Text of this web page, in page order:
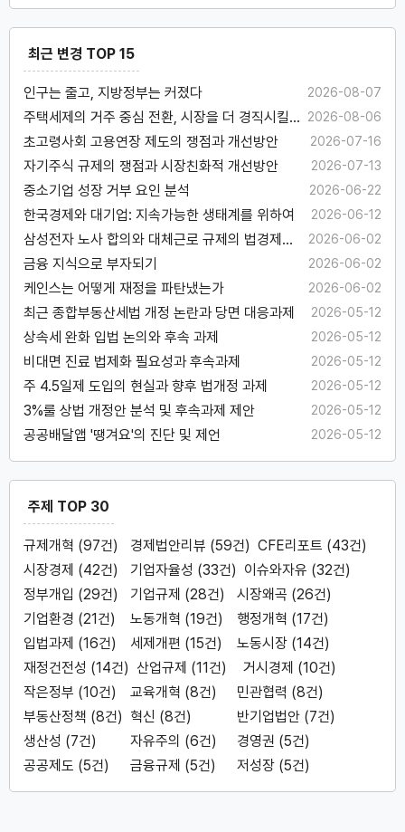
최근 변경 TOP 15
인구는 줄고, 지방정부는 커졌다 2026-08-07
주택세제의 거주 중심 전환, 시장을 더 경직시킬
수 있다
2026-08-06
초고령사회 고용연장 제도의 쟁점과 개선방안 2026-07-16
자기주식 규제의 쟁점과 시장친화적 개선방안 2026-07-13
중소기업 성장 거부 요인 분석 2026-06-22
한국경제와 대기업: 지속가능한 생태계를 위하여 2026-06-12
삼성전자 노사 합의와 대체근로 규제의 법경제학
적 고찰
2026-06-02
금융 지식으로 부자되기 2026-06-02
케인스는 어떻게 재정을 파탄냈는가 2026-06-02
최근 종합부동산세법 개정 논란과 당면 대응과제 2026-05-12
상속세 완화 입법 논의와 후속 과제 2026-05-12
비대면 진료 법제화 필요성과 후속과제 2026-05-12
주 4.5일제 도입의 현실과 향후 법개정 과제 2026-05-12
3%룰 상법 개정안 분석 및 후속과제 제안 2026-05-12
공공배달앱 '땡겨요'의 진단 및 제언 2026-05-12
주제 TOP 30
규제개혁 (97건) 경제법안리뷰 (59건) CFE리포트 (43건)
시장경제 (42건)
기업자율성 (33건) 이슈와자유 (32건)
정부개입 (29건)
기업규제 (28건)
시장왜곡 (26건)
기업환경 (21건)
노동개혁 (19건)
행정개혁 (17건)
입법과제 (16건)
세제개편 (15건)
노동시장 (14건)
재정건전성 (14건) 산업규제 (11건)
거시경제 (10건)
작은정부 (10건)
교육개혁 (8건)
민관협력 (8건)
부동산정책 (8건) 혁신 (8건)
반기업법안 (7건)
생산성 (7건)
자유주의 (6건)
경영권 (5건)
공공제도 (5건)
금융규제 (5건) 저성장 (5건)